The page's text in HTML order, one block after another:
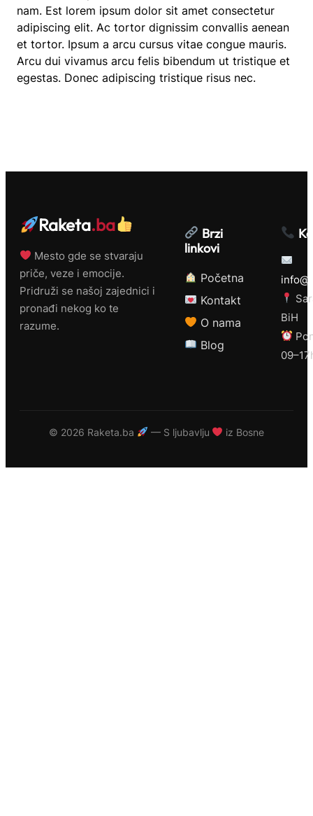
nam. Est lorem ipsum dolor sit amet consectetur
adipiscing elit. Ac tortor dignissim convallis aenean
et tortor. Ipsum a arcu cursus vitae congue mauris.
Arcu dui vivamus arcu felis bibendum ut tristique et
egestas. Donec adipiscing tristique risus nec.
Raketa.ba
Mesto gde se stvaraju
priče, veze i emocije.
Pridruži se našoj zajednici i
pronađi nekog ko te
razume.
Brzi
linkovi
Početna
Kontakt
O nama
Blog
BiH
© 2026 Raketa.ba — S ljubavlju iz Bosne